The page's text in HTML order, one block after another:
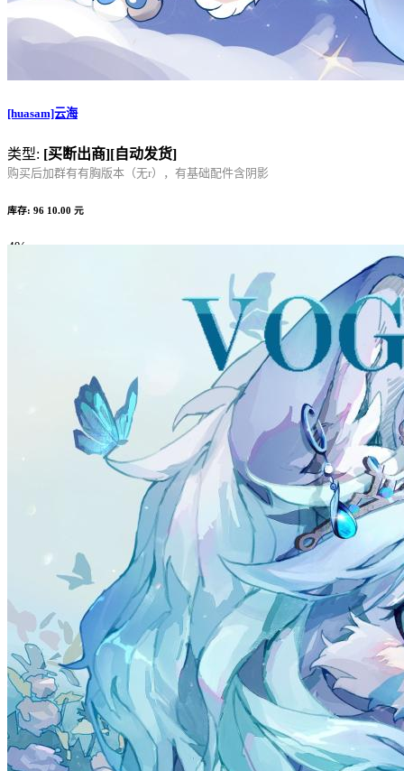
[huasam]云海
类型: [买断出商][自动发货]
购买后加群有有胸版本（无r），有基础配件含阴影
库存: 96 10.00 元
4%